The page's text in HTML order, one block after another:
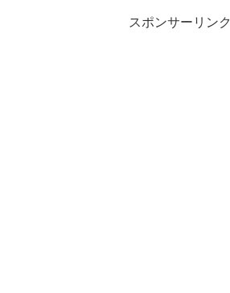
スポンサーリンク